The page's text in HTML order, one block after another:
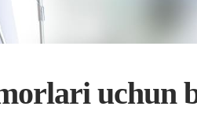
uchun